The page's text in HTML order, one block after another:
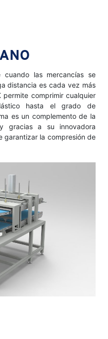
las mercancías se
distancia es cada vez más
permite comprimir cualquier
hasta el grado de
es un complemento de la
gracias a su innovadora
garantizar la compresión de